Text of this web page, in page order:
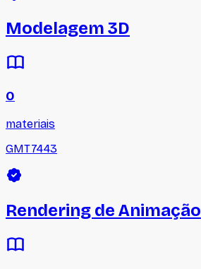
Modelagem 3D
0
materiais
GMT7443
Rendering de Animação